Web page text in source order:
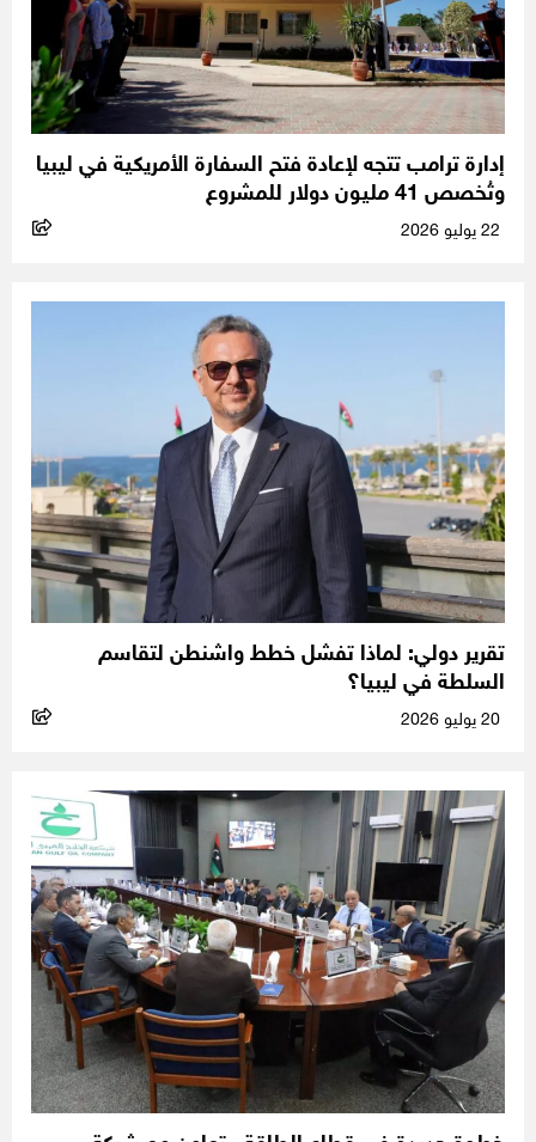
إدارة ترامب تتجه لإعادة فتح السفارة الأمريكية في ليبيا
وتُخصص 41 مليون دولار للمشروع
تقرير دولي: لماذا تفشل خطط واشنطن لتقاسم
السلطة في ليبيا؟